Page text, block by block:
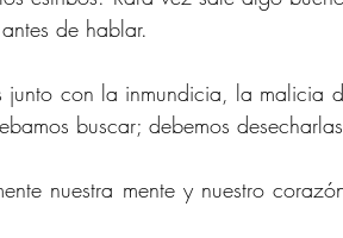
de hablar.
buscar; debemos